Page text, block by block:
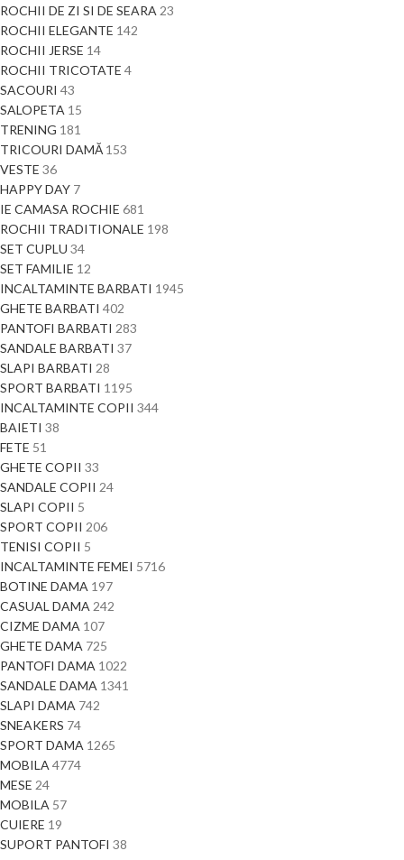
ROCHII DE ZI SI DE SEARA23
ROCHII ELEGANTE 142
ROCHII JERSE 14
ROCHII TRICOTATE 4
SACOURI 43
SALOPETA 15
TRENING 181
TRICOURI DAMĂ 153
VESTE 36
HAPPY DAY 7
IE CAMASA ROCHIE 681
ROCHII TRADITIONALE 198
SET CUPLU 34
SET FAMILIE 12
INCALTAMINTE BARBATI 1945
GHETE BARBATI 402
PANTOFI BARBATI 283
SANDALE BARBATI 37
SLAPI BARBATI 28
SPORT BARBATI 1195
INCALTAMINTE COPII 344
BAIETI 38
FETE 51
GHETE COPII 33
SANDALE COPII 24
SLAPI COPII 5
SPORT COPII 206
TENISI COPII 5
INCALTAMINTE FEMEI 5716
BOTINE DAMA 197
CASUAL DAMA242
CIZME DAMA 107
GHETE DAMA 725
PANTOFI DAMA 1022
SANDALE DAMA 1341
SLAPI DAMA 742
SNEAKERS 74
SPORT DAMA 1265
MOBILA4774
MESE 24
MOBILA 57
CUIERE 19
SUPORT PANTOFI 38